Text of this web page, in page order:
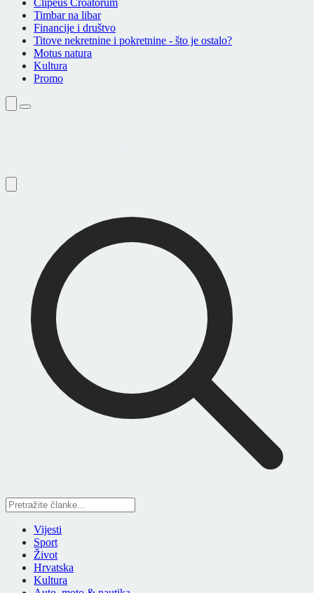
Clipeus Croatorum
Timbar na libar
Financije i društvo
Titove nekretnine i pokretnine - što je ostalo?
Motus natura
Kultura
Promo
Vijesti
Sport
Život
Hrvatska
Kultura